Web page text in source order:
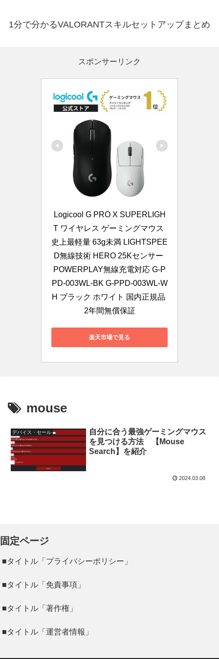
1分で分かるVALORANTスキルセットアップまとめ
スポンサーリンク
Logicool G PRO X SUPERLIGH
T ワイヤレス ゲーミングマウス
史上最軽量 63g未満 LIGHTSPEE
D無線技術 HERO 25Kセンサー
POWERPLAY無線充電対応 G-P
PD-003WL-BK G-PPD-003WL-W
H ブラック ホワイト 国内正規品
2年間無償保証
楽天市場で見る
mouse
デバイス・セール
自分に合う最強ゲーミングマウス
を見つける方法 【Mouse
Search】を紹介
2024.03.08
固定ページ
■タイトル「プライバシーポリシー」
■タイトル「免責事項」
■タイトル「著作権」
■タイトル「運営者情報」